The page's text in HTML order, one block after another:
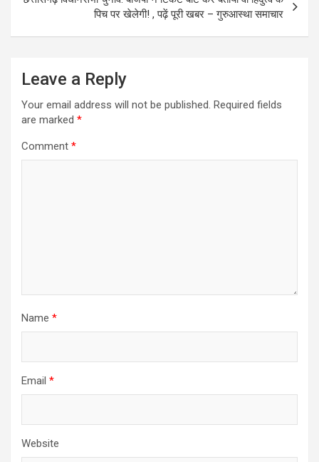
पिच पर खेलेगी! , पढ़ें पूरी खबर – गुरुआस्था समाचार
Leave a Reply
Your email address will not be published. Required fields
are marked *
Comment *
Name *
Email *
Website